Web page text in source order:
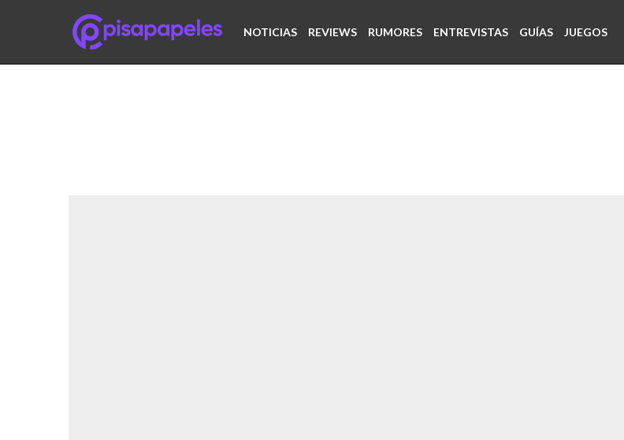
NOTICIAS REVIEWS RUMORES ENTREVISTAS GUÍAS JUEGOS